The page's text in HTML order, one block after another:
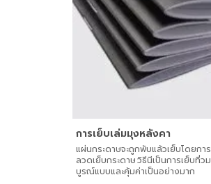
การเย็บเล่มมุงหลังคา
แผ่นกระดาษจะถูกพับแล้วเย็บโดยการ
ลวดเย็บกระดาษ วิธีนีเป็นการเย็บที่วม
บูรณ์แบบและคุ้มค่าเป็นอย่างมาก